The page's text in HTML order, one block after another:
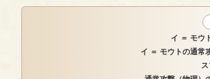
イ ＝ モウ
イ ＝ モウトの通常
ス